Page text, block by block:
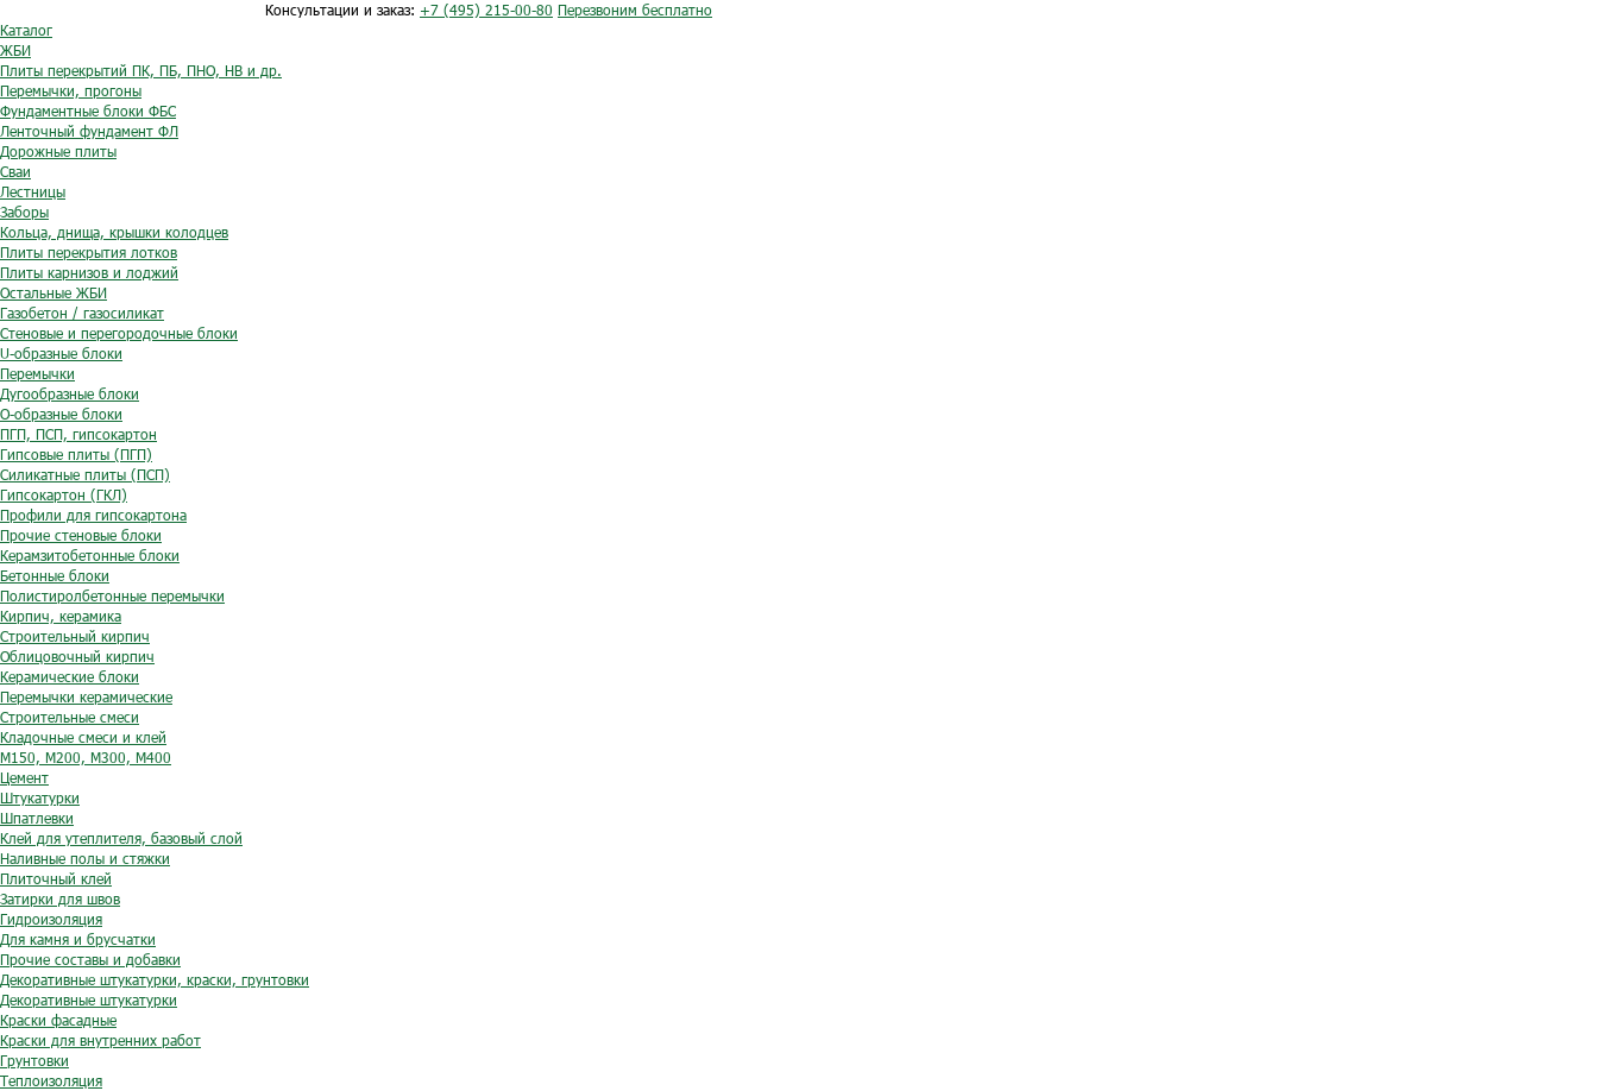
Консультации и заказ: +7 (495) 215-00-80 Перезвоним бесплатно
Каталог
ЖБИ
Плиты перекрытий ПК, ПБ, ПНО, НВ и др.
Перемычки, прогоны
Фундаментные блоки ФБС
Ленточный фундамент ФЛ
Дорожные плиты
Сваи
Лестницы
Заборы
Кольца, днища, крышки колодцев
Плиты перекрытия лотков
Плиты карнизов и лоджий
Остальные ЖБИ
Газобетон / газосиликат
Стеновые и перегородочные блоки
U-образные блоки
Перемычки
Дугообразные блоки
O-образные блоки
ПГП, ПСП, гипсокартон
Гипсовые плиты (ПГП)
Силикатные плиты (ПСП)
Гипсокартон (ГКЛ)
Профили для гипсокартона
Прочие стеновые блоки
Керамзитобетонные блоки
Бетонные блоки
Полистиролбетонные перемычки
Кирпич, керамика
Строительный кирпич
Облицовочный кирпич
Керамические блоки
Перемычки керамические
Строительные смеси
Кладочные смеси и клей
М150, М200, М300, М400
Цемент
Штукатурки
Шпатлевки
Клей для утеплителя, базовый слой
Наливные полы и стяжки
Плиточный клей
Затирки для швов
Гидроизоляция
Для камня и брусчатки
Прочие составы и добавки
Декоративные штукатурки, краски, грунтовки
Декоративные штукатурки
Краски фасадные
Краски для внутренних работ
Грунтовки
Теплоизоляция